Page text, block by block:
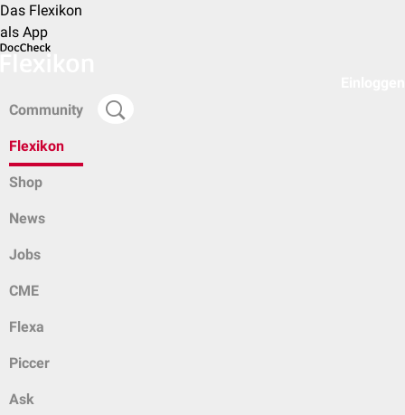
Das Flexikon
als App
Community
Flexikon
Shop
News
Jobs
CME
Flexa
Piccer
Ask